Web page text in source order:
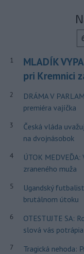
1
MLADÍK
pri Kremnici
2
DRÁMA V
premiéra vajíčka
3
Česká vláda
na dvojnásobok
4
ÚTOK
zraneného muža
5
Ugandský
brutálnom útoku
6
OTESTUJTE SA:
slová vás potrápia
7
Tragická nehoda: